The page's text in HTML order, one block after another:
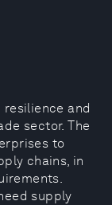
and
sector. The
to
chains, in
supply